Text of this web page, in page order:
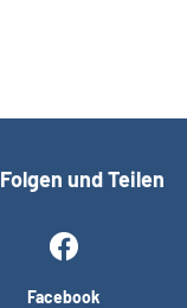
Folgen und Teilen
Facebook